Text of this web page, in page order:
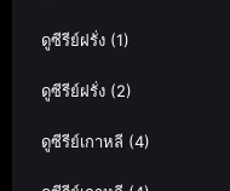
ดูซีรีย์ฝรั่ง (1)
ดูซีรีย์ฝรั่ง (2)
ดูซีรีย์เกาหลี (4)